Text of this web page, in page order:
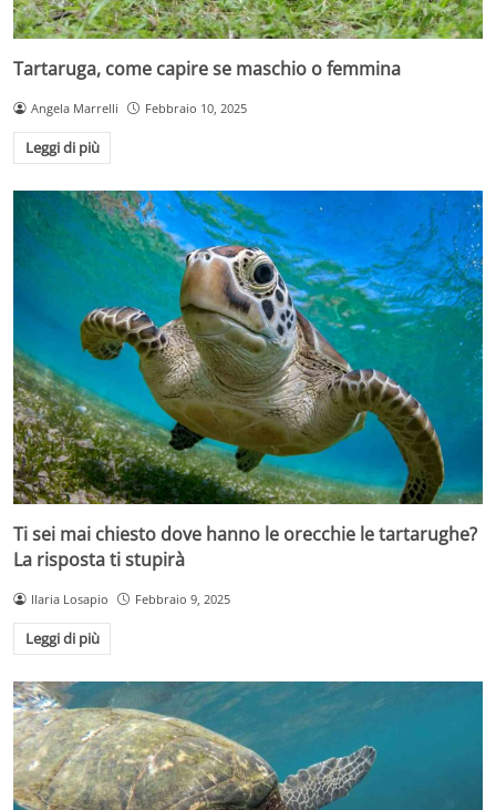
Tartaruga, come capire se maschio o femmina
Angela Marrelli Febbraio 10, 2025
Leggi di più
Ti sei mai chiesto dove hanno le orecchie le tartarughe?
La risposta ti stupirà
Ilaria Losapio Febbraio 9, 2025
Leggi di più